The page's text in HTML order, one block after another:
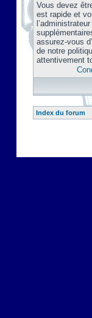
Vous devez
est rapide et
assurez-vous
de notre
attentivement
Index du forum